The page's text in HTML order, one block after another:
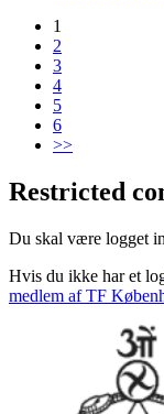
1
2
3
4
5
6
>>
Restricted
Du skal være logget
Hvis du ikke har et
medlem af TF